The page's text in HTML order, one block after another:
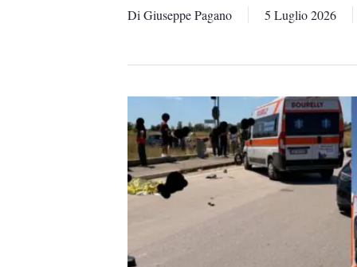
Di Giuseppe Pagano 5 Luglio 2026